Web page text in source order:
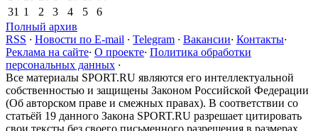
31 1 2 3 4 5
6
Полный архив
RSS · Новости по E-mail · Telegram · Вакансии· Контакты·
Реклама на сайте· О проекте· Политика обработки
персональных данных ·
Все материалы SPORT.RU являются его интеллектуальной
собственностью и защищены Законом Российской Федерации
(Об авторском праве и смежных правах). В соответствии со
статьёй 19 данного Закона SPORT.RU разрешает цитировать
свои тексты без своего письменного разрешения в размерах,